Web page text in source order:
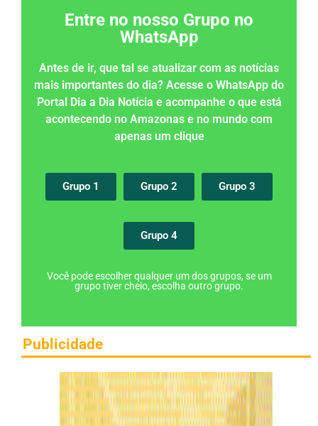
Entre no nosso Grupo no
WhatsApp
Antes de ir, que tal se atualizar com as notícias
mais importantes do dia? Acesse o WhatsApp do
Portal Dia a Dia Notícia e acompanhe o que está
acontecendo no Amazonas e no mundo com
apenas um clique
Grupo 1 Grupo 2 Grupo 3
Grupo 4
Você pode escolher qualquer um dos grupos, se um
grupo tiver cheio, escolha outro grupo.
Publicidade